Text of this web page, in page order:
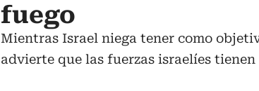
fuego
Mientras Israel niega tener como
advierte que las fuerzas israelíes